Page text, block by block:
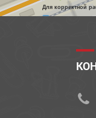
Для корректной